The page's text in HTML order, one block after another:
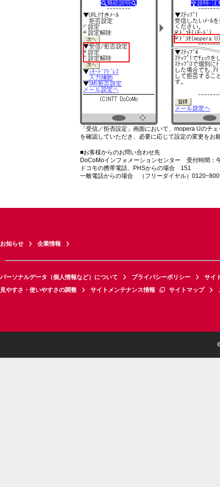
「受信／拒否設定」画面において、mopera Uのチ
を確認していただき、必要に応じて設定の変更をお
■お客様からのお問い合わせ先
DoCoMoインフォメーションセンター 受付時間：
ドコモの携帯電話、PHSからの場合 151
一般電話からの場合 （フリーダイヤル）
お知らせ 企業情報
パーソナルデータ（個人情報など）について プライバシーポリシー
サイ
見やすさ・使いやすさの調整
サイトメンテナンス情報 サイトマップ